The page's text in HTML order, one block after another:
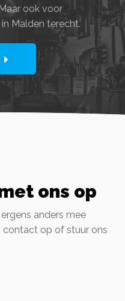
ook voor
Malden terecht.
ons op
anders mee
contact op of stuur ons